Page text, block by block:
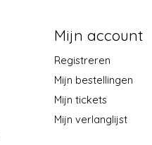
Mijn account
Registreren
Mijn bestellingen
Mijn tickets
Mijn verlanglijst